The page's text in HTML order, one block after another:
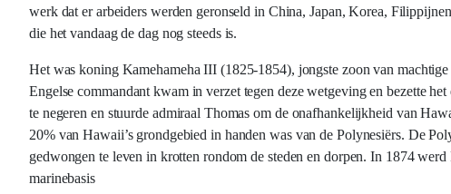
werk dat er arbeiders werden geronseld in China, Japan, Korea,
die het vandaag de dag nog steeds is.
Het was koning Kamehameha III (1825-1854), jongste zoon van
Engelse commandant kwam in verzet tegen deze wetgeving en bezette
te negeren en stuurde admiraal Thomas om de onafhankelijkheid van
20% van Hawaii’s grondgebied in handen was van de Polynesiërs. De
gedwongen te leven in krotten rondom de steden en dorpen. In 1874
marinebasis